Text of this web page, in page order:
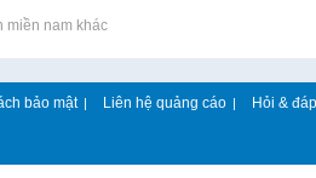
miền nam khác
bảo mật | Liên hệ quảng cáo | Hỏi & đáp